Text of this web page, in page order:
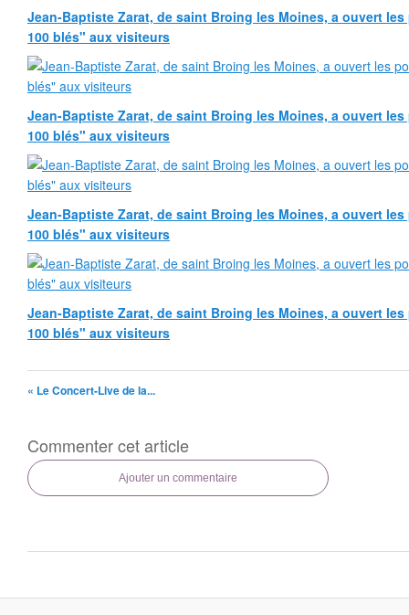
Jean-Baptiste Zarat, de saint Broing les Moines, a ouvert
100 blés" aux visiteurs
Jean-Baptiste Zarat, de saint Broing les Moines, a ouvert
100 blés" aux visiteurs
Jean-Baptiste Zarat, de saint Broing les Moines, a ouvert
100 blés" aux visiteurs
Jean-Baptiste Zarat, de saint Broing les Moines, a ouvert
100 blés" aux visiteurs
« Le Concert-Live de la...
Commenter cet article
Ajouter un commentaire